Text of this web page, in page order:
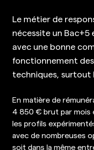
Le métier de
nécessite un
avec une bonne
fonctionnement
techniques, surtout
En matière de
4 850 € brut par
les profils
avec de nombreuses
soit dans la même